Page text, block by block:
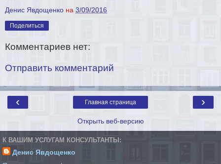
Денис Явдощенко на 3/09/2016
Поделиться
Комментариев нет:
Отправить комментарий
‹ ›
Главная страница
Открыть веб-версию
К ВАШИМ УСЛУГАМ КОНСУЛЬТАНТЫ:
Денис Явдощенко